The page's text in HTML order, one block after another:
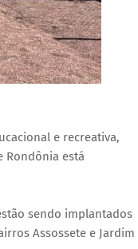
e recreativa,
Rondônia está
sendo implantados
Assossete e Jardim